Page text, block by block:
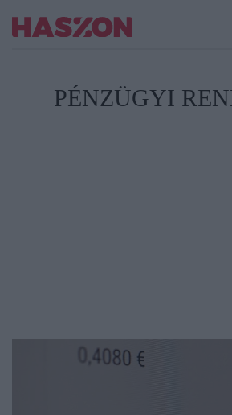
PÉNZÜGYI